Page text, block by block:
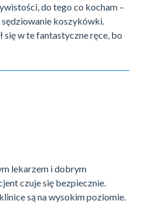
do tego co kocham –
koszykówki.
się w te fantastyczne ręce, bo
lekarzem i dobrym
czuje się bezpiecznie.
są na wysokim poziomie.